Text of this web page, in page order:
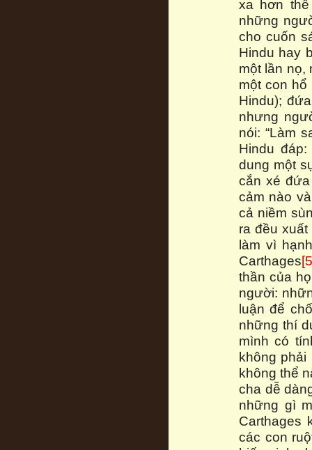
xa hơn
những
cho cuốn
Hindu hay
một lần nọ,
một con
Hindu);
nhưng
nói: “Làm
Hindu
dung một
cắn xé
cảm nào
cả niềm
ra đều
làm vì
Carthages
thần của
người:
luận để
những thí
mình có
không
không thể
cha dễ
những gì
Carthages
các con